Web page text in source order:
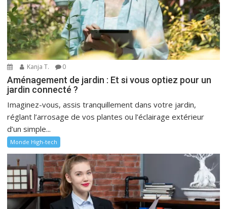
Kanja T. 0
Aménagement de jardin : Et si vous optiez pour un
jardin connecté ?
Imaginez-vous, assis tranquillement dans votre jardin,
réglant l’arrosage de vos plantes ou l’éclairage extérieur
d’un simple...
Monde High-tech